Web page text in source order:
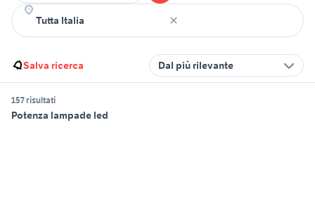
Salva ricerca Dal più rilevante
157 risultati
Potenza lampade led